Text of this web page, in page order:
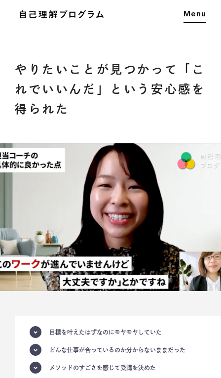
Menu
やりたいことが見つかって「こ
れでいいんだ」という安心感を
得られた
目標を叶えたはずなのにモヤモヤしていた
どんな仕事が合っているのか分からないままだった
メソッドのすごさを感じて受講を決めた